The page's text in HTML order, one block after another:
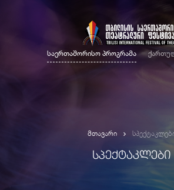
საერთაშორისო პროგრამა
მთავარი
ᲡᲞᲔᲥᲢᲐᲙᲚᲔᲑᲘ